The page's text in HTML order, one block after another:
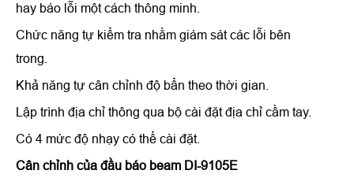
hay báo lỗi một cách thông minh.
Chức năng tự kiểm tra nhằm giám sát các lỗi bên
trong.
Khả năng tự cân chỉnh độ bẩn theo thời gian.
Lập trình địa chỉ thông qua bộ cài đặt địa chỉ cầm tay.
Có 4 mức độ nhạy có thể cài đặt.
Cân chỉnh của đầu báo beam DI-9105E